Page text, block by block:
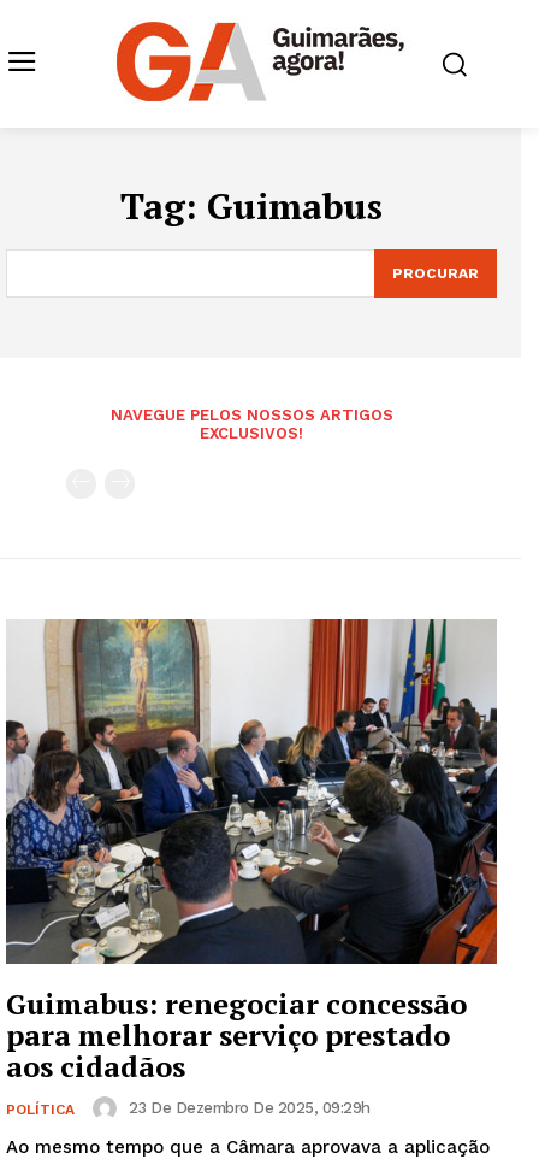
Tag: Guimabus
PROCURAR
NAVEGUE PELOS NOSSOS ARTIGOS
EXCLUSIVOS!
Guimabus: renegociar concessão
para melhorar serviço prestado
aos cidadãos
POLÍTICA 23 De Dezembro De 2025, 09:29h
Ao mesmo tempo que a Câmara aprovava a aplicação